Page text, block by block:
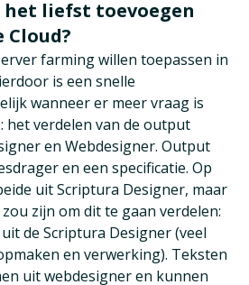
liefst toevoegen
Cloud?
farming willen toepassen in
is een snelle
wanneer er meer vraag is
: het verdelen van de output
en Webdesigner. Output
en een specificatie. Op
uit Scriptura Designer, maar
zijn om dit te gaan verdelen:
de Scriptura Designer (veel
en verwerking). Teksten
uit webdesigner en kunnen